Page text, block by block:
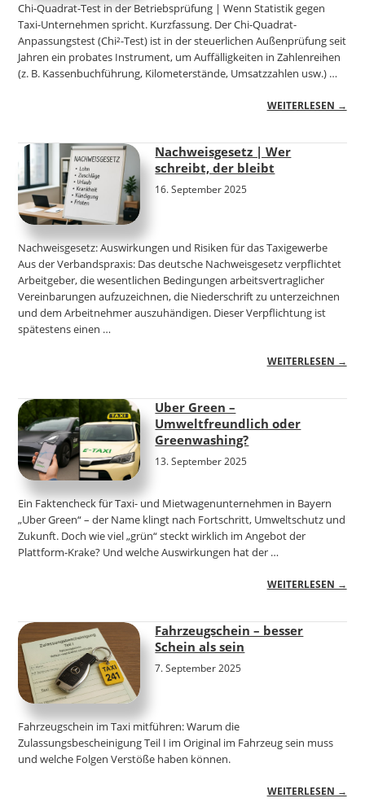
Chi-Quadrat-Test in der Betriebsprüfung | Wenn Statistik gegen
Taxi-Unternehmen spricht. Kurzfassung. Der Chi-Quadrat-
Anpassungstest (Chi²-Test) ist in der steuerlichen Außenprüfung seit
Jahren ein probates Instrument, um Auffälligkeiten in Zahlenreihen
(z. B. Kassenbuchführung, Kilometerstände, Umsatzzahlen usw.) …
WEITERLESEN →
Nachweisgesetz | Wer
schreibt, der bleibt
16. September 2025
Nachweisgesetz: Auswirkungen und Risiken für das Taxigewerbe
Aus der Verbandspraxis: Das deutsche Nachweisgesetz verpflichtet
Arbeitgeber, die wesentlichen Bedingungen arbeitsvertraglicher
Vereinbarungen aufzuzeichnen, die Niederschrift zu unterzeichnen
und dem Arbeitnehmer auszuhändigen. Dieser Verpflichtung ist
spätestens einen …
WEITERLESEN →
Uber Green –
Umweltfreundlich oder
Greenwashing?
13. September 2025
Ein Faktencheck für Taxi- und Mietwagenunternehmen in Bayern
„Uber Green“ – der Name klingt nach Fortschritt, Umweltschutz und
Zukunft. Doch wie viel „grün“ steckt wirklich im Angebot der
Plattform-Krake? Und welche Auswirkungen hat der …
WEITERLESEN →
Fahrzeugschein – besser
Schein als sein
7. September 2025
Fahrzeugschein im Taxi mitführen: Warum die
Zulassungsbescheinigung Teil I im Original im Fahrzeug sein muss
und welche Folgen Verstöße haben können.
WEITERLESEN →